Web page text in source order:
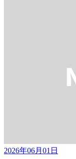
2026年06月01日